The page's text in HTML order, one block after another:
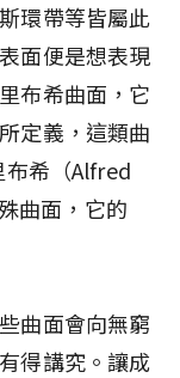
環帶等皆屬此
面便是想表現
布希曲面，它
定義，這類曲
布希（Alfred
曲面，它的
曲面會向無窮
得講究。讓成